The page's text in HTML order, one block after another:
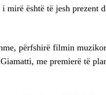
është të jesh prezent
përfshirë filmin
me premierë të